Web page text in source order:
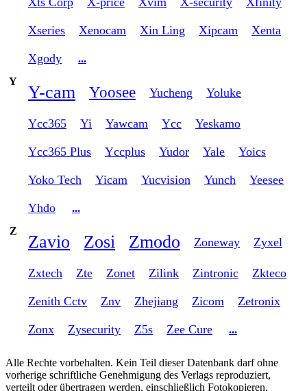
Xseries Xenocam Xin Ling Xipcam Xenta
Xgody
...
Y
Y-cam Yoosee Yucheng Yoluke
Ycc365 Yi Yawcam Ycc Yeskamo
Ycc365 Plus Yccplus Yudor Yale Yoics
Yoko Tech Yicam Yucvision Yunch Yeesee
Yhdo
...
Z
Zavio Zosi Zmodo Zoneway Zyxel
Zxtech Zte Zonet Zilink Zintronic Zkteco
Zenith Cctv Znv Zhejiang Zicom Zetronix
Zonx Zysecurity Z5s Zee Cure ...
Alle Rechte vorbehalten. Kein Teil dieser Datenbank darf ohne
vorherige schriftliche Genehmigung des Verlags reproduziert,
verteilt oder übertragen werden, einschließlich Fotokopieren,